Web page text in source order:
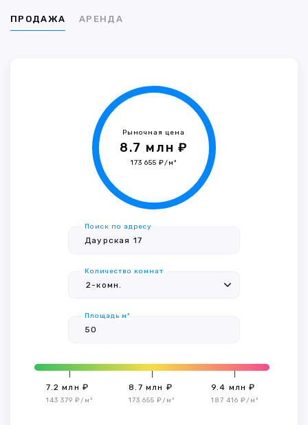
ПРОДАЖА АРЕНДА
Рыночная цена
8.7 млн ₽
173 655 ₽/м²
Поиск по адресу
Количество комнат
Площадь м²
7.2 млн ₽
143 379 ₽/м²
8.7 млн ₽
173 655 ₽/м²
9.4 млн ₽
187 416 ₽/м²